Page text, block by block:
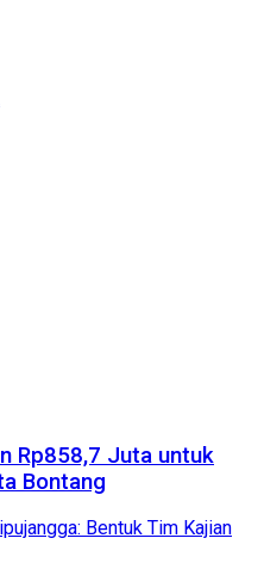
Rp858,7 Juta untuk
Bontang